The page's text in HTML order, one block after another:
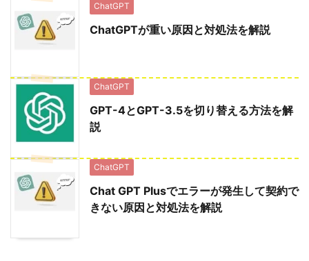
ChatGPT
ChatGPTが重い原因と対処法を解説
ChatGPT
GPT-4とGPT-3.5を切り替える方法を解
説
ChatGPT
Chat GPT Plusでエラーが発生して契約で
きない原因と対処法を解説